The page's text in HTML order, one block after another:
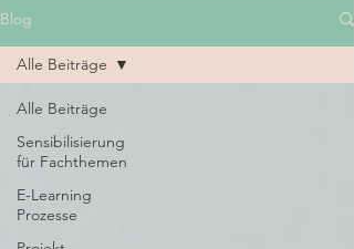
Blog
Alle Beiträge
Sensibilisierung
für Fachthemen
E-Learning
Prozesse
Alle Beiträge